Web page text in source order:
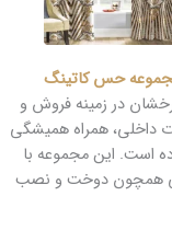
حس کاتینگ
از ۲۳ سال تجربه درخشان در زمینه فروش و
داخلی، همراه همیشگی
است. این مجموعه با
همچون دوخت و نصب